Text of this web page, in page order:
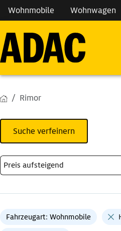
Wohnmobile Wohnwagen
Rimor
Suche verfeinern
Fahrzeugart: Wohnmobile